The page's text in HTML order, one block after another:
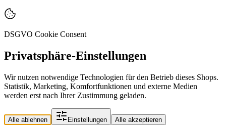
DSGVO Cookie Consent
Privatsphäre-Einstellungen
Wir nutzen notwendige Technologien für den Betrieb dieses Shops.
Statistik, Marketing, Komfortfunktionen und externe Medien
werden erst nach Ihrer Zustimmung geladen.
Alle ablehnen Einstellungen Alle akzeptieren